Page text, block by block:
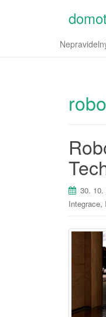
30. 10.
Integrace,